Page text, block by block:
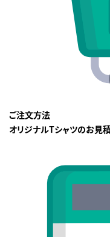
ご注文方法
オリジナルTシャツのお見